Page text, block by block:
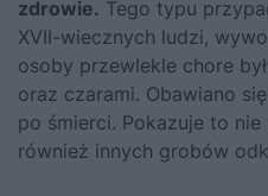
zdrowie. Tego typu
XVII-wiecznych ludzi,
osoby przewlekle chore
oraz czarami. Obawiano
po śmierci. Pokazuje to
również innych grobów